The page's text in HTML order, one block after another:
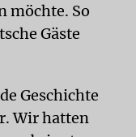
möchte. So
Gäste
Geschichte
Wir hatten